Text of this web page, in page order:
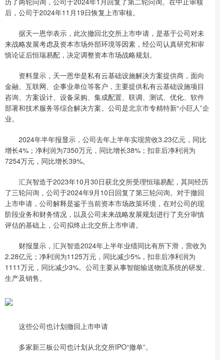
后，公司于2024年11月19日恢复上市审核。
据天一恩华表示，此次撤回北交所上市申请，是基于公司对未
来战略发展考虑及资本市场外部环境等因素，经公司认真研究和审
慎论证后恒瑞易配，决定调整资本市场战略规划。
资料显示，天一恩华是私有云基础设施解决方案提供商，面向
金融、互联网、企事业单位等客户，主要提供私有云基础设施项目
咨询、方案设计、设备采购、集成配置、联调、测试、优化、软件
部署和技术服务等综合解决方案。公司是北京市专精特新“小巨人”企
业。
2024年半年报显示，公司去年上半年实现营收3.23亿元，同比
增长4%；净利润为7350万元，同比增长38%；扣非后净利润为
7254万元，同比增长39%。
汇兴智造于2023年10月30日获北交所受理恒瑞易配，其间经历
了三轮问询，公司于2024年9月10日回复了第三轮问询。对于撤回
上市申请，公司解释是鉴于当前资本市场政策环境，在对公司的现
阶段业务和财务情况，以及公司未来战略发展规划进行了充分审慎
评估的基础上，公司拟终止北交所上市申请。
财报显示，汇兴智造2024年上半年业绩同比有所下滑，营收为
2.28亿元；净利润为1125万元，同比减少5%，扣非后净利润为
1111万元，同比减少3%。公司主要从事智能输送物流系统的研发、
生产及销售。
这些公司也计划撤回上市申请
多家新三板公司也计划从北交所IPO“撤单”。